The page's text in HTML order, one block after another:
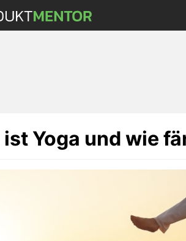
ist Yoga und wie